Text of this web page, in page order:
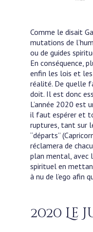
Comme le disait
mutations de
ou de guides
En conséquence,
enfin les lois et
réalité. De quelle
doit. Il est donc
L’année 2020 est
il faut espérer et
ruptures, tant sur
“départs”
réclamera de
plan mental, avec
spirituel en
à nu de l’ego afin
2020 Le